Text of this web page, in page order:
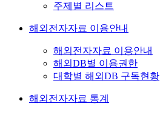
주제별 리스트
해외전자자료 이용안내
해외전자자료 이용안내
해외DB별 이용권한
대학별 해외DB 구독현황
해외전자자료 통계